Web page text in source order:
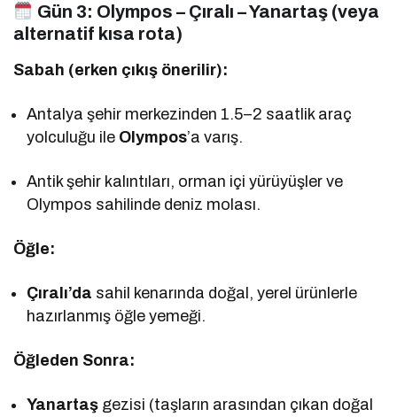
Gün 3: Olympos – Çıralı – Yanartaş (veya
alternatif kısa rota)
Sabah (erken çıkış önerilir):
Antalya şehir merkezinden 1.5–2 saatlik araç
yolculuğu ile Olympos’a varış.
Antik şehir kalıntıları, orman içi yürüyüşler ve
Olympos sahilinde deniz molası.
Öğle:
Çıralı’da sahil kenarında doğal, yerel ürünlerle
hazırlanmış öğle yemeği.
Öğleden Sonra:
Yanartaş gezisi (taşların arasından çıkan doğal